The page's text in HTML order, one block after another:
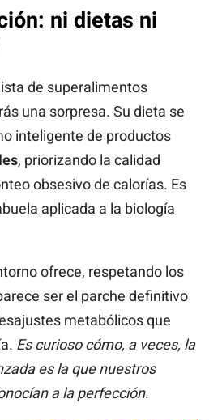
ni dietas ni
de superalimentos
una sorpresa. Su dieta se
inteligente de productos
, priorizando la calidad
obsesivo de calorías. Es
aplicada a la biología
ofrece, respetando los
ser el parche definitivo
metabólicos que
Es curioso cómo, a veces, la
es la que nuestros
a la perfección.